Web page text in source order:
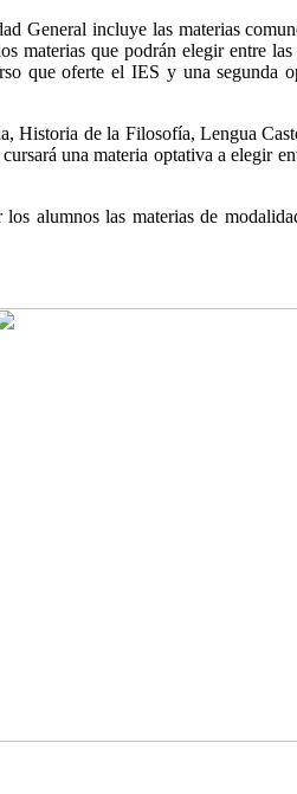
General incluye las materias
materias que podrán elegir entre
que oferte el IES y una
Historia de la Filosofía, Lengua
una materia optativa a
alumnos las materias de